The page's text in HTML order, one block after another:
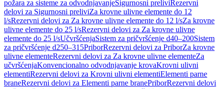
požara za sisteme za odvodnjavanjeSigurnosni preliviRezervni
delovi za Sigurnosni preliviZa krovne ulivne elemente do 12
l/sRezervni delovi za Za krovne ulivne elemente do 12 l/sZa krovne
ulivne elemente do 25 l/sRezervni delovi za Za krovne ulivne
elemente do 25 l/sUčvršćenjaSistem za pričvršćenje d40–200Sistem
za pričvršćenje d250–315PriborRezervni delovi za PriborZa krovne
ulivne elementeRezervni delovi za Za krovne ulivne elementeZa
učvršćenjaKonvencionalno odvodnjavanje krovaKrovni ulivni
elementiRezervni delovi za Krovni ulivni elementiElementi parne
braneRezervni delovi za Elementi parne branePriborRezervni delovi